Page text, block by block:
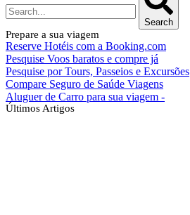
Search
Prepare a sua viagem
Reserve Hotéis com a Booking.com
Pesquise Voos baratos e compre já
Pesquise por Tours, Passeios e Excursões
Compare Seguro de Saúde Viagens
Aluguer de Carro para sua viagem -
Últimos Artigos